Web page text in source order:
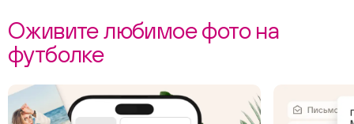
Оживите любимое фото на
футболке